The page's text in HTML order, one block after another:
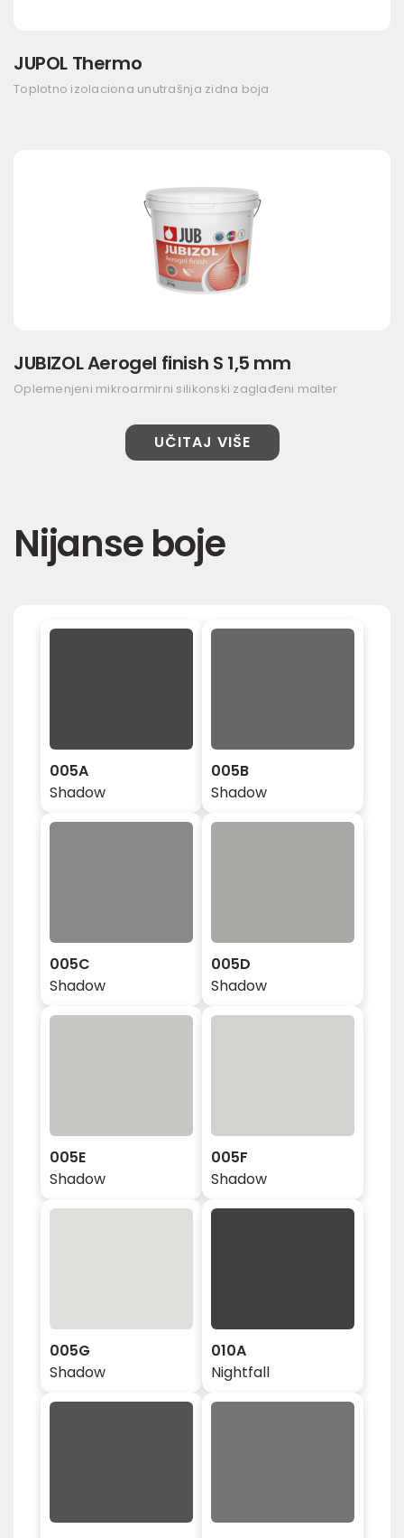
JUPOL Thermo
Toplotno izolaciona unutrašnja zidna boja
JUBIZOL Aerogel finish S 1,5 mm
Oplemenjeni mikroarmirni silikonski zaglađeni malter
UČITAJ VIŠE
Nijanse boje
005A
Shadow
005B
Shadow
005C
Shadow
005D
Shadow
005E
Shadow
005F
Shadow
005G
Shadow
010A
Nightfall